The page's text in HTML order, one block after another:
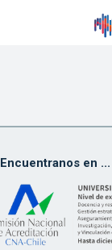
Encuentranos en ...